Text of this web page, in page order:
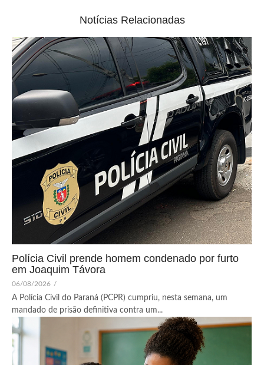
Notícias Relacionadas
Polícia Civil prende homem condenado por furto
em Joaquim Távora
06/08/2026 /
A Polícia Civil do Paraná (PCPR) cumpriu, nesta semana, um
mandado de prisão definitiva contra um...